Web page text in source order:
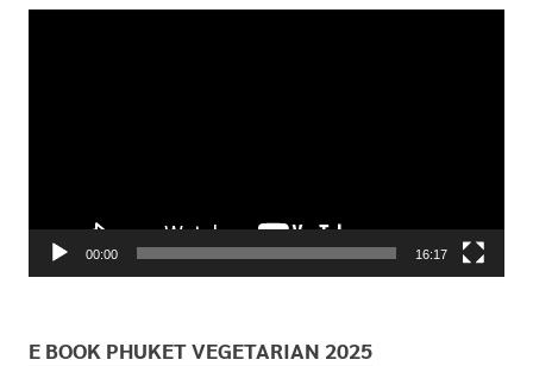
00:00 16:17
E BOOK PHUKET VEGETARIAN 2025